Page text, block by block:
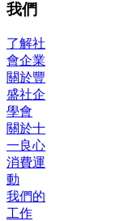
我們
了解社
會企業
關於豐
盛社企
學會
關於十
一良心
消費運
動
我們的
工作